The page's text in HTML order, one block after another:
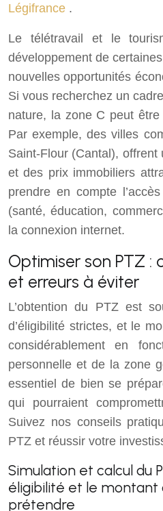
Légifrance .
Le télétravail et le
développement de
nouvelles opportunités
Si vous recherchez un
nature, la zone C peut
Par exemple, des villes
Saint-Flour (Cantal),
et des prix immobiliers
prendre en compte
(santé, éducation,
la connexion internet.
Optimiser son PTZ :
et erreurs à éviter
L’obtention du PTZ est
d’éligibilité strictes, et le
considérablement en
personnelle et de la zone
essentiel de bien se
qui pourraient
Suivez nos conseils
PTZ et réussir votre
Simulation et calcul du
éligibilité et le montant
prétendre